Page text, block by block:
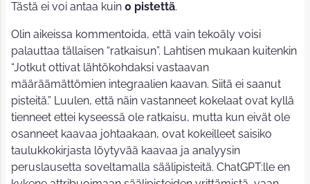
Tästä ei voi antaa kuin 0 pistettä.
Olin aikeissa kommentoida, että vain tekoäly voisi
palauttaa tällaisen “ratkaisun”. Lahtisen mukaan kuitenkin
“Jotkut ottivat lähtökohdaksi vastaavan
määräämättömien integraalien kaavan. Siitä ei saanut
pisteitä.” Luulen, että näin vastanneet kokelaat ovat kyllä
tienneet ettei kyseessä ole ratkaisu, mutta kun eivät ole
osanneet kaavaa johtaakaan, ovat kokeilleet saisiko
taulukkokirjasta löytyvää kaavaa ja analyysin
peruslausetta soveltamalla säälipisteitä. ChatGPT:lle en